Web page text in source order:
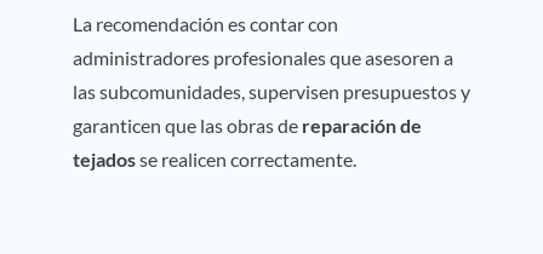
La recomendación es contar con
administradores profesionales que asesoren a
las subcomunidades, supervisen presupuestos y
garanticen que las obras de reparación de
tejadosse realicen correctamente.